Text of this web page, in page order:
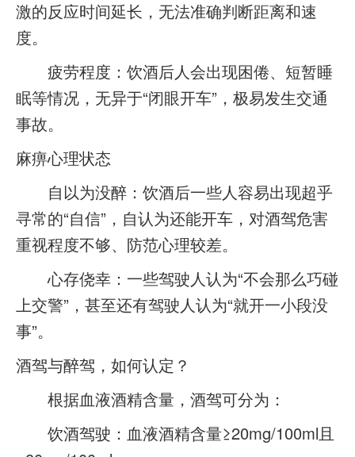
激的反应时间延长，无法准确判断距离和速
度。
疲劳程度：饮酒后人会出现困倦、短暂睡
眠等情况，无异于“闭眼开车”，极易发生交通
事故。
麻痹心理状态
自以为没醉：饮酒后一些人容易出现超乎
寻常的“自信”，自认为还能开车，对酒驾危害
重视程度不够、防范心理较差。
心存侥幸：一些驾驶人认为“不会那么巧碰
上交警”，甚至还有驾驶人认为“就开一小段没
事”。
酒驾与醉驾，如何认定？
根据血液酒精含量，酒驾可分为：
饮酒驾驶：血液酒精含量≥20mg/100ml且